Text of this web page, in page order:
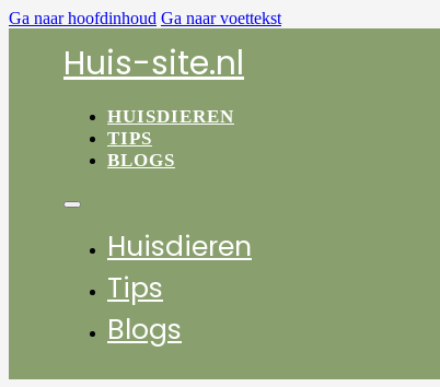
Ga naar hoofdinhoud Ga naar voettekst
Huis-site.nl
HUISDIEREN
TIPS
BLOGS
Huisdieren
Tips
Blogs